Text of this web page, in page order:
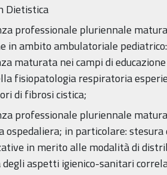
Dietistica
professionale pluriennale
in ambito ambulatoriale
maturata nei campi di
fisiopatologia respiratoria
di fibrosi cistica;
professionale pluriennale
ospedaliera; in particolare:
in merito alle modalità di
degli aspetti igienico-sanitari